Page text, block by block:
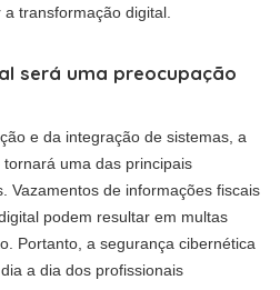
transformação digital.
será uma preocupação
e da integração de sistemas, a
uma das principais
Vazamentos de informações fiscais
podem resultar em multas
Portanto, a segurança cibernética
a dia dos profissionais